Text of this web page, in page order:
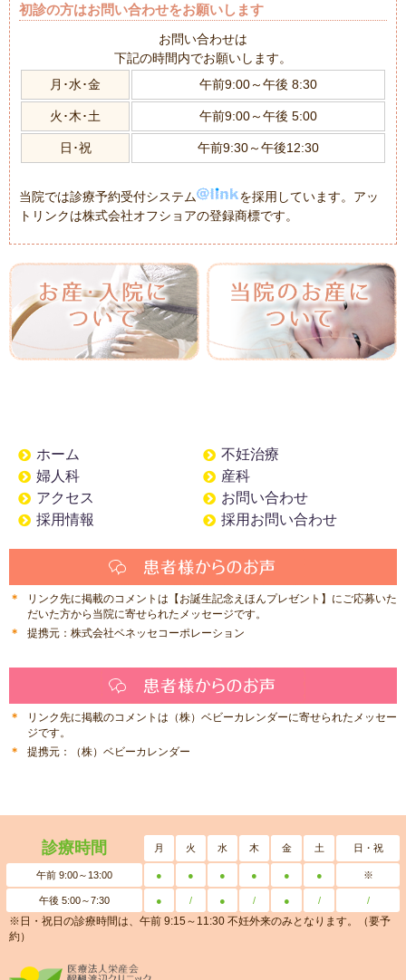
初診の方はお問い合わせをお願いします
お問い合わせは
下記の時間内でお願いします。
月･水･金
午前9:00～午後 8:30
火･木･土 午前9:00～午後 5:00
日･祝 午前9:30～午後12:30
当院では診療予約受付システム
を採用しています。アッ
トリンクは株式会社オフショアの登録商標です。
ホーム
不妊治療
婦人科
産科
アクセス
お問い合わせ
採用情報
採用お問い合わせ
リンク先に掲載のコメントは【お誕生記念えほんプレゼント】にご応募いた
だいた方から当院に寄せられたメッセージです。
提携元：株式会社ベネッセコーポレーション
リンク先に掲載のコメントは（株）ベビーカレンダーに寄せられたメッセー
ジです。
提携元：（株）ベビーカレンダー
診療時間 月 火 水 木 金 土 日・祝
午前 9:00～13:00 ● ● ● ● ● ● ※
午後 5:00～7:30 ● / ● / ● / /
※日・祝日の診療時間は、午前 9:15～11:30 不妊外来のみとなります。（要予
約）